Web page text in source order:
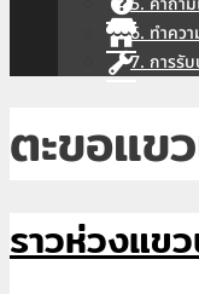
6. ทำคว
7. การรั
ตะขอแข
ราวห่วงแข